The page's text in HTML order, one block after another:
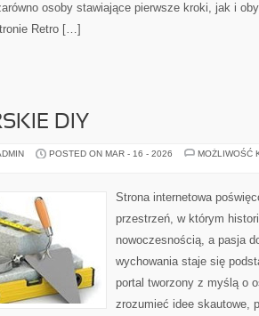
osoby stawiające pierwsze kroki, jak i
Retro […]
DIY
POSTED ON MAR - 16 - 2026
MOŻLIWOŚĆ
Strona internetowa
przestrzeń, w którym
nowoczesnością, a pasja
wychowania staje się
portal tworzony z myślą o
zrozumieć idee skautowe,